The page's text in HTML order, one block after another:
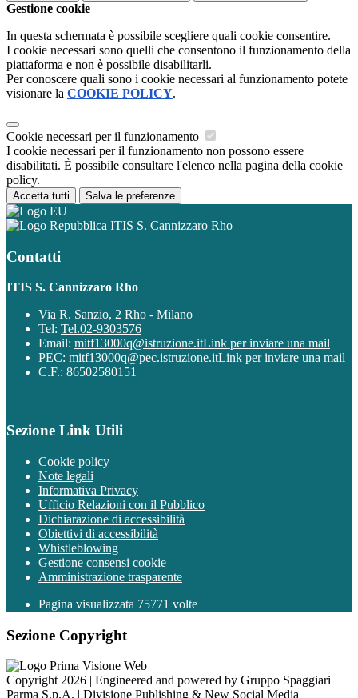
Gestione cookie
In questa schermata è possibile scegliere quali cookie consentire.
I cookie necessari sono quelli che consentono il funzionamento della
piattaforma e non è possibile disabilitarli.
Per conoscere quali sono i cookie necessari al funzionamento potete
visionare la COOKIE POLICY.
Cookie necessari per il funzionamento
I cookie necessari per il funzionamento non possono essere
disabilitati. È possibile consultare l'elenco nella pagina della cookie
policy.
Accetta tutti Salva le preferenze
ITIS S. Cannizzaro Rho
Contatti
ITIS S. Cannizzaro Rho
Via R. Sanzio, 2 Rho - Milano
Tel: Tel.02-9303576
Email: mitf13000q@istruzione.itLink per inviare una mail
PEC: mitf13000q@pec.istruzione.itLink per inviare una mail
C.F.: 86502580151
Sezione Link Utili
Cookie policy
Note legali
Informativa Privacy
Ufficio Relazioni con il Pubblico
Dichiarazione di accessibilità
Obiettivi di accessibilità
Whistleblowing
Gestione consensi cookie
Amministrazione trasparente
Pagina visualizzata 75771 volte
Sezione Copyright
Copyright 2026 | Engineered and powered by Gruppo Spaggiari
Parma S.p.A. | Divisione Publishing & New Social Media